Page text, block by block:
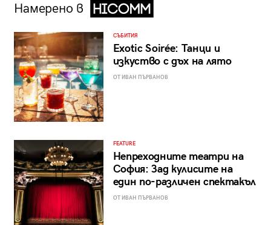
Намерено в
СЪБИТИЯ
Exotic Soirée: Танци и
изкуство с дъх на лято
ОТ ИВАН ПЪРВАНОВ
FEATURE
Непреходните театри на
София: Зад кулисите на
един по-различен спектакъл
ОТ ИВАН ПЪРВАНОВ